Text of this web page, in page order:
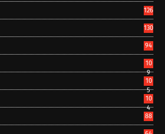
126
130
94
10
9
10
5
10
4
88